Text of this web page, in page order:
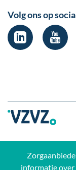
informatie over
Volg ons op
Privacy verklaring